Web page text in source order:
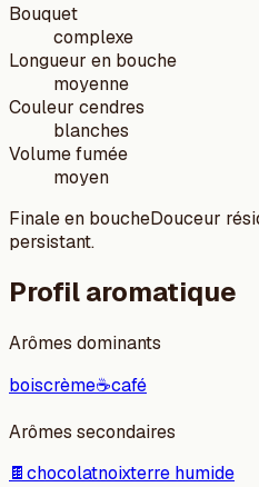
Bouquet
complexe
Longueur en bouche
moyenne
Couleur cendres
blanches
Volume fumée
moyen
Finale en boucheDouceur
persistant.
Profil aromatique
Arômes dominants
boiscrème☕café
Arômes secondaires
🍫chocolatnoixterre humide